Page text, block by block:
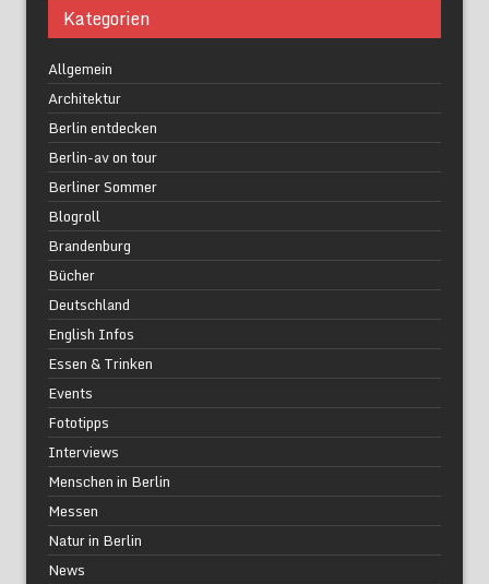
Kategorien
Allgemein
Architektur
Berlin entdecken
Berlin-av on tour
Berliner Sommer
Blogroll
Brandenburg
Bücher
Deutschland
English Infos
Essen & Trinken
Events
Fototipps
Interviews
Menschen in Berlin
Messen
Natur in Berlin
News